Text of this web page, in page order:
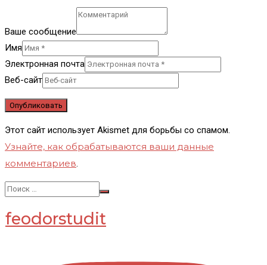
Ваше сообщение
Имя
Электронная почта
Веб-сайт
Этот сайт использует Akismet для борьбы со спамом.
Узнайте, как обрабатываются ваши данные
комментариев.
feodorstudit